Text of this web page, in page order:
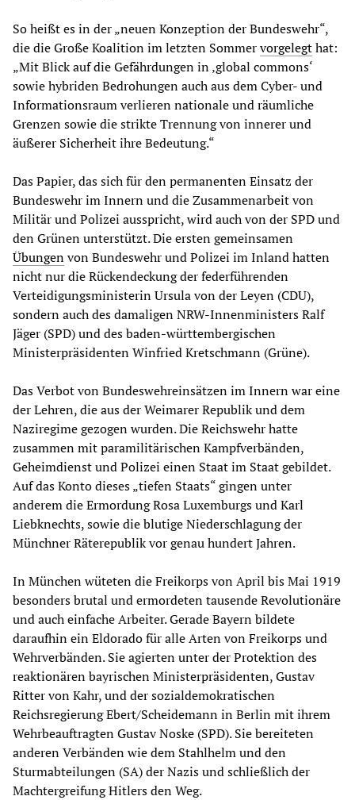
So heißt es in der „neuen Konzeption der Bundeswehr“,
die die Große Koalition im letzten Sommervorgelegthat:
„Mit Blick auf die Gefährdungen in ‚global commons‘
sowie hybriden Bedrohungen auch aus dem Cyber- und
Informationsraum verlieren nationale und räumliche
Grenzen sowie die strikte Trennung von innerer und
äußerer Sicherheit ihre Bedeutung.“
Das Papier, das sich für den permanenten Einsatz der
Bundeswehr im Innern und die Zusammenarbeit von
Militär und Polizei ausspricht, wird auch von der SPD und
den Grünen unterstützt. Die ersten gemeinsamen
Übungenvon Bundeswehr und Polizei im Inland hatten
nicht nur die Rückendeckung der federführenden
Verteidigungsministerin Ursula von der Leyen (CDU),
sondern auch des damaligen NRW-Innenministers Ralf
Jäger (SPD) und des baden-württembergischen
Ministerpräsidenten Winfried Kretschmann (Grüne).
Das Verbot von Bundeswehreinsätzen im Innern war eine
der Lehren, die aus der Weimarer Republik und dem
Naziregime gezogen wurden. Die Reichswehr hatte
zusammen mit paramilitärischen Kampfverbänden,
Geheimdienst und Polizei einen Staat im Staat gebildet.
Auf das Konto dieses „tiefen Staats“ gingen unter
anderem die Ermordung Rosa Luxemburgs und Karl
Liebknechts, sowie die blutige Niederschlagung der
Münchner Räterepublik vor genau hundert Jahren.
In München wüteten die Freikorps von April bis Mai 1919
besonders brutal und ermordeten tausende Revolutionäre
und auch einfache Arbeiter. Gerade Bayern bildete
daraufhin ein Eldorado für alle Arten von Freikorps und
Wehrverbänden. Sie agierten unter der Protektion des
reaktionären bayrischen Ministerpräsidenten, Gustav
Ritter von Kahr, und der sozialdemokratischen
Reichsregierung Ebert/Scheidemann in Berlin mit ihrem
Wehrbeauftragten Gustav Noske (SPD). Sie bereiteten
anderen Verbänden wie dem Stahlhelm und den
Sturmabteilungen (SA) der Nazis und schließlich der
Machtergreifung Hitlers den Weg.